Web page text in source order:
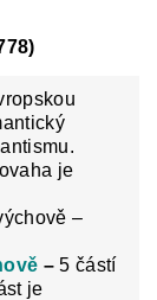
je
–
–5 částí
je